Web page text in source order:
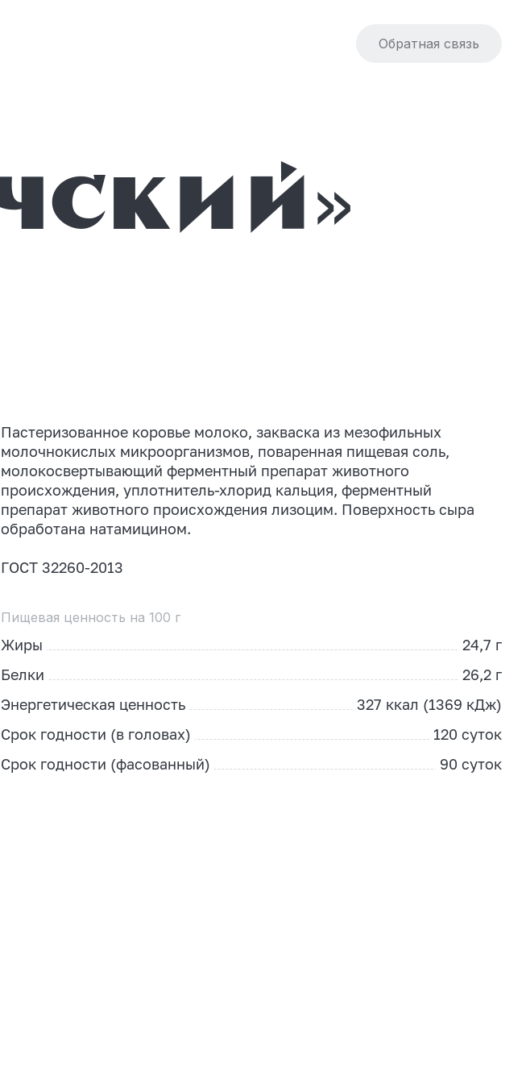
Обратная связь
Пастеризованное коровье молоко, закваска из мезофильных
молочнокислых микроорганизмов, поваренная пищевая соль,
молокосвертывающий ферментный препарат животного
происхождения, уплотнитель-хлорид кальция, ферментный
препарат животного происхождения лизоцим. Поверхность сыра
обработана натамицином.
ГОСТ 32260-2013
Пищевая ценность на 100 г
Жиры
24,7 г
Белки
26,2 г
Энергетическая ценность
327 ккал (1369 кДж)
Срок годности (в головах)
120 суток
Срок годности (фасованный)
90 суток